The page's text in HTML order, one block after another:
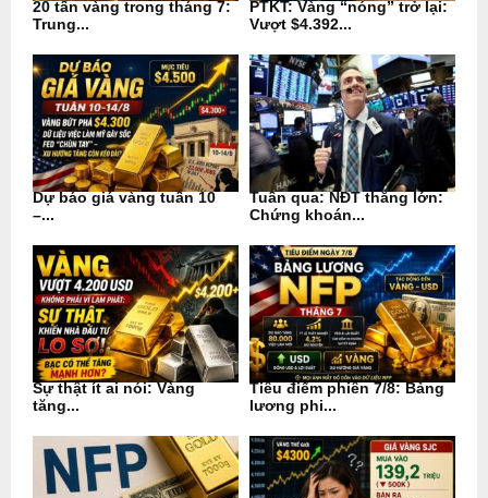
20 tấn vàng trong tháng 7:
Trung...
PTKT: Vàng “nóng” trở lại:
Vượt $4.392...
Dự báo giá vàng tuần 10
–...
Tuần qua: NĐT thắng lớn:
Chứng khoán...
Sự thật ít ai nói: Vàng
tăng...
Tiêu điểm phiên 7/8: Bảng
lương phi...